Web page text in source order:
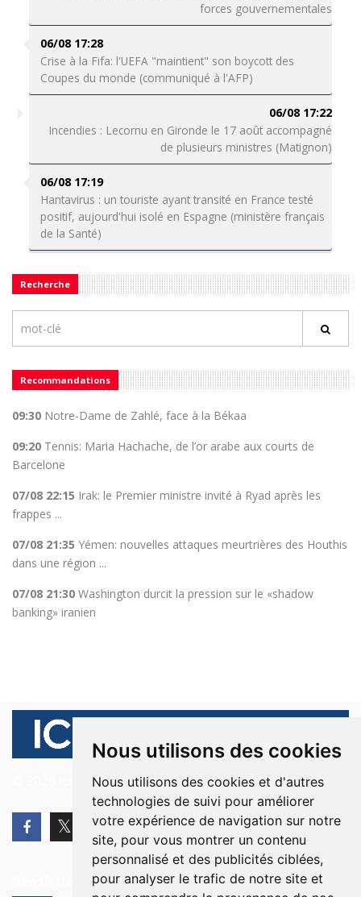
Nous utilisons des cookies
Nous utilisons des cookies et d'autres
technologies de suivi pour améliorer
votre expérience de navigation sur notre
site, pour vous montrer un contenu
personnalisé et des publicités ciblées,
pour analyser le trafic de notre site et
forces gouvernementales
06/08 17:28
Crise à la Fifa: l'UEFA "maintient" son boycott des
Coupes du monde (communiqué à l'AFP)
06/08 17:22
Incendies : Lecornu en Gironde le 17 août accompagné
de plusieurs ministres (Matignon)
06/08 17:19
Hantavirus : un touriste ayant transité en France testé
positif, aujourd'hui isolé en Espagne (ministère français
de la Santé)
Recherche
Recommandations
09:30 Notre-Dame de Zahlé, face à la Békaa
09:20 Tennis: Maria Hachache, de l’or arabe aux courts de
Barcelone
07/08 22:15 Irak: le Premier ministre invité à Ryad après les
frappes ...
07/08 21:35 Yémen: nouvelles attaques meurtrières des Houthis
dans une région ...
07/08 21:30 Washington durcit la pression sur le «shadow
banking» iranien
© 2026 Ici Beyrouth. Tous les droits sont réservés.